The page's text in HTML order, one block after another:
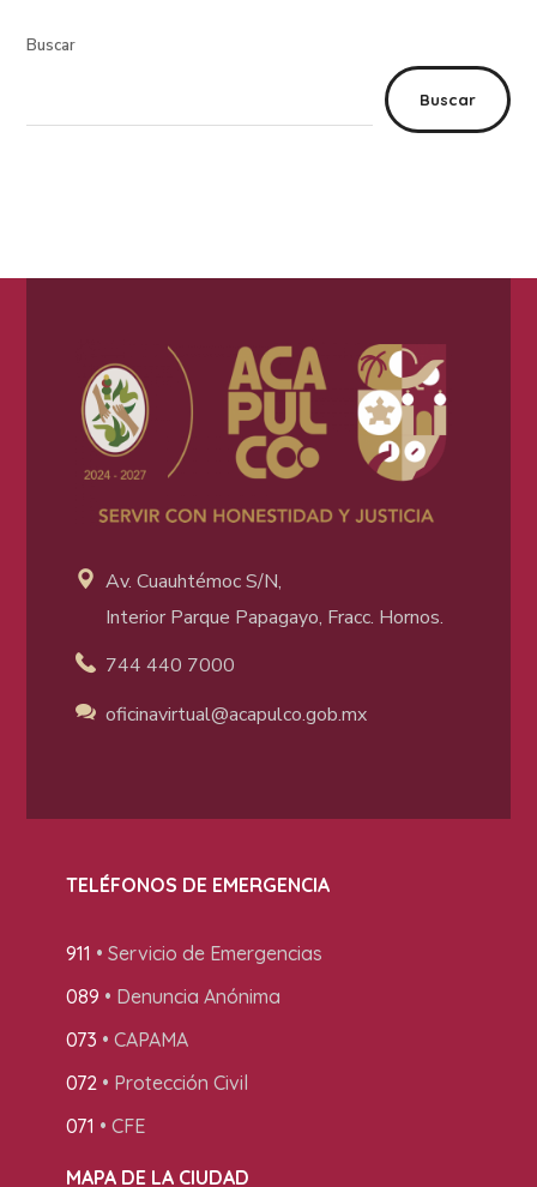
Buscar
Buscar
Av. Cuauhtémoc S/N,
Interior Parque Papagayo, Fracc. Hornos.
744 440 7000
oficinavirtual@acapulco.gob.mx
TELÉFONOS DE EMERGENCIA
911 • Servicio de Emergencias
089 • Denuncia Anónima
073 • CAPAMA
072• Protección Civil
071 • CFE
MAPA DE LA CIUDAD